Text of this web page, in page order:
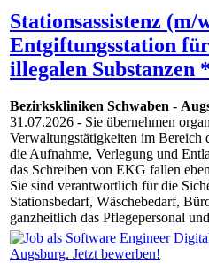
Stationsassistenz
Entgiftungsstation
illegalen Substanzen *
Bezirkskliniken Schwaben -
31.07.2026 - Sie übernehmen
Verwaltungstätigkeiten im Bereich
die Aufnahme, Verlegung und
das Schreiben von EKG fallen
Sie sind verantwortlich für die
Stationsbedarf, Wäschebedarf,
ganzheitlich das Pflegepersonal